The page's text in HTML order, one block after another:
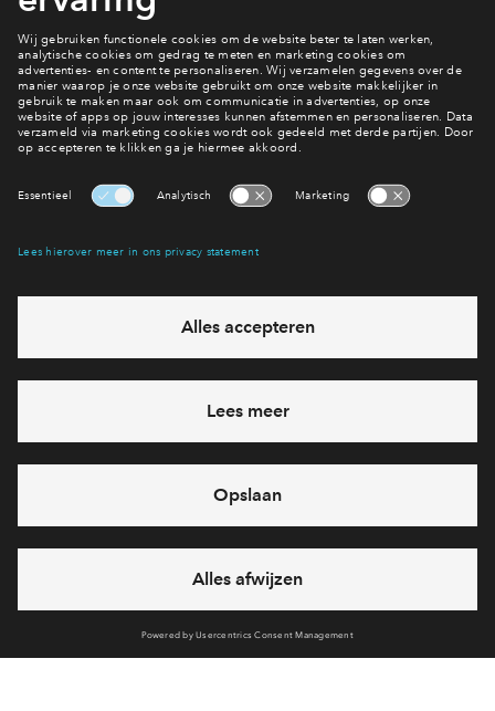
Bekijk de woningen
Interesse? Meld je dan snel aan
Hiermee blijf je op de hoogte van het belangrijkste nieuws en
Ja, ik wil mij aanmelden
Heb je een vraag en wil je direct antwoord? Bel ons op
712 28 55
feestdagen)
vandaag gesloten, maandag zijn we vanaf
09:00 uur weer
bereikbaar